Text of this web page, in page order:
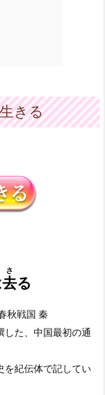
きる
去
さ
る
戦国 秦
した、中国最初の通
を紀伝体で記してい